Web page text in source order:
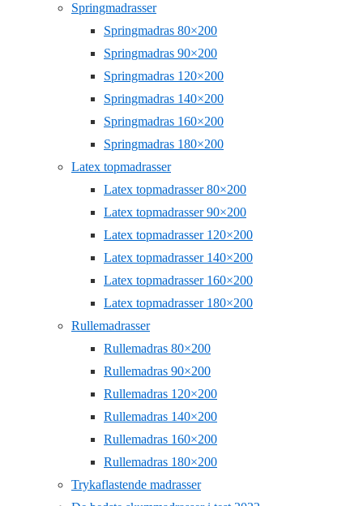
Springmadrasser
Springmadras 80×200
Springmadras 90×200
Springmadras 120×200
Springmadras 140×200
Springmadras 160×200
Springmadras 180×200
Latex topmadrasser
Latex topmadrasser 80×200
Latex topmadrasser 90×200
Latex topmadrasser 120×200
Latex topmadrasser 140×200
Latex topmadrasser 160×200
Latex topmadrasser 180×200
Rullemadrasser
Rullemadras 80×200
Rullemadras 90×200
Rullemadras 120×200
Rullemadras 140×200
Rullemadras 160×200
Rullemadras 180×200
Trykaflastende madrasser